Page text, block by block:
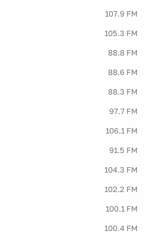
107.9 FM
105.3 FM
88.8 FM
88.6 FM
88.3 FM
97.7 FM
106.1 FM
91.5 FM
104.3 FM
102.2 FM
100.1 FM
100.4 FM